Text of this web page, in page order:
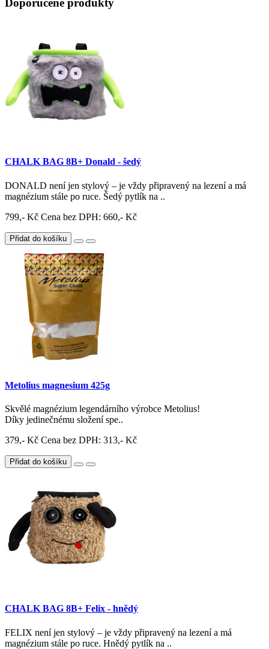
Doporučené produkty
CHALK BAG 8B+ Donald - šedý
DONALD není jen stylový – je vždy připravený na lezení a má
magnézium stále po ruce. Šedý pytlík na ..
799,- Kč Cena bez DPH: 660,- Kč
Přidat do košíku
Metolius magnesium 425g
Skvělé magnézium legendárního výrobce Metolius!
Díky jedinečnému složení spe..
379,- Kč Cena bez DPH: 313,- Kč
Přidat do košíku
CHALK BAG 8B+ Felix - hnědý
FELIX není jen stylový – je vždy připravený na lezení a má
magnézium stále po ruce. Hnědý pytlík na ..